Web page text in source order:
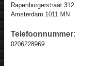
Rapenburgerstraat 312
Amsterdam 1011 MN
Telefoonnummer:
0206228969